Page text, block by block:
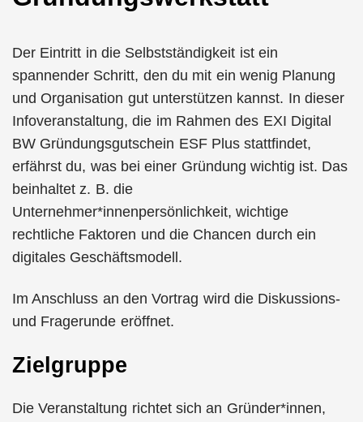
Der Eintritt in die Selbstständigkeit ist ein
spannender Schritt, den du mit ein wenig Planung
und Organisation gut unterstützen kannst. In dieser
Infoveranstaltung, die im Rahmen des EXI Digital
BW Gründungsgutschein ESF Plus stattfindet,
erfährst du, was bei einer Gründung wichtig ist. Das
beinhaltet z. B. die
Unternehmer*innenpersönlichkeit, wichtige
rechtliche Faktoren und die Chancen durch ein
digitales Geschäftsmodell.
Im Anschluss an den Vortrag wird die Diskussions-
und Fragerunde eröffnet.
Zielgruppe
Die Veranstaltung richtet sich an Gründer*innen,